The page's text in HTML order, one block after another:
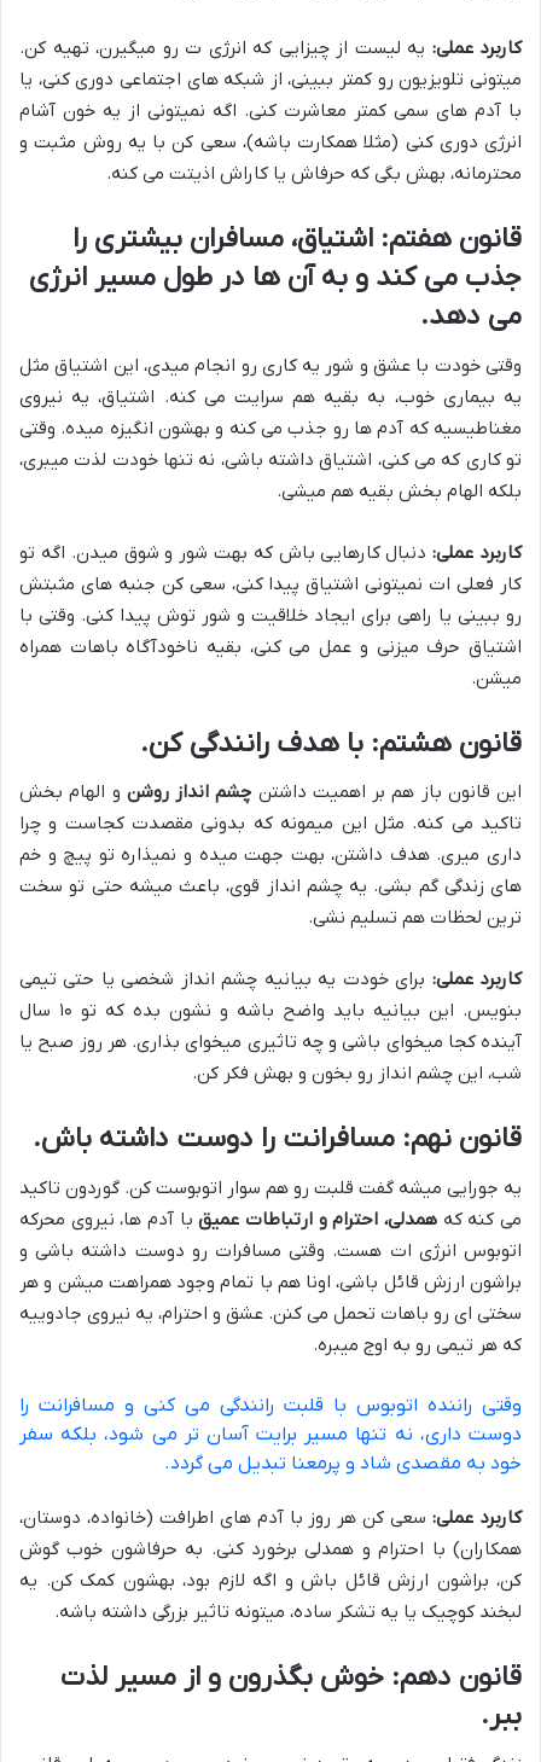
کاربرد عملی: یه لیست از چیزایی که انرژی ت رو میگیرن، تهیه کن.
میتونی تلویزیون رو کمتر ببینی، از شبکه های اجتماعی دوری کنی، یا
با آدم های سمی کمتر معاشرت کنی. اگه نمیتونی از یه خون آشام
انرژی دوری کنی (مثلا همکارت باشه)، سعی کن با یه روش مثبت و
محترمانه، بهش بگی که حرفاش یا کاراش اذیتت می کنه.
قانون هفتم: اشتیاق، مسافران بیشتری را
جذب می کند و به آن ها در طول مسیر انرژی
می دهد.
وقتی خودت با عشق و شور یه کاری رو انجام میدی، این اشتیاق مثل
یه بیماری خوب، به بقیه هم سرایت می کنه. اشتیاق، یه نیروی
مغناطیسیه که آدم ها رو جذب می کنه و بهشون انگیزه میده. وقتی
تو کاری که می کنی، اشتیاق داشته باشی، نه تنها خودت لذت میبری،
بلکه الهام بخش بقیه هم میشی.
کاربرد عملی:دنبال کارهایی باش که بهت شور و شوق میدن. اگه تو
کار فعلی ات نمیتونی اشتیاق پیدا کنی، سعی کن جنبه های مثبتش
رو ببینی یا راهی برای ایجاد خلاقیت و شور توش پیدا کنی. وقتی با
اشتیاق حرف میزنی و عمل می کنی، بقیه ناخودآگاه باهات همراه
میشن.
قانون هشتم: با هدف رانندگی کن.
این قانون باز هم بر اهمیت داشتن چشم انداز روشن و الهام بخش
تاکید می کنه. مثل این میمونه که بدونی مقصدت کجاست و چرا
داری میری. هدف داشتن، بهت جهت میده و نمیذاره تو پیچ و خم
های زندگی گم بشی. یه چشم انداز قوی، باعث میشه حتی تو سخت
ترین لحظات هم تسلیم نشی.
کاربرد عملی: برای خودت یه بیانیه چشم انداز شخصی یا حتی تیمی
بنویس. این بیانیه باید واضح باشه و نشون بده که تو ۱۰ سال
آینده کجا میخوای باشی و چه تاثیری میخوای بذاری. هر روز صبح یا
شب، این چشم انداز رو بخون و بهش فکر کن.
قانون نهم: مسافرانت را دوست داشته باش.
یه جورایی میشه گفت قلبت رو هم سوار اتوبوست کن. گوردون تاکید
می کنه که همدلی، احترام و ارتباطات عمیقبا آدم ها، نیروی محرکه
اتوبوس انرژی ات هست. وقتی مسافرات رو دوست داشته باشی و
براشون ارزش قائل باشی، اونا هم با تمام وجود همراهت میشن و هر
سختی ای رو باهات تحمل می کنن. عشق و احترام، یه نیروی جادوییه
که هر تیمی رو به اوج میبره.
وقتی راننده اتوبوس با قلبت رانندگی می کنی و مسافرانت را
دوست داری، نه تنها مسیر برایت آسان تر می شود، بلکه سفر
خود به مقصدی شاد و پرمعنا تبدیل می گردد.
کاربرد عملی:سعی کن هر روز با آدم های اطرافت (خانواده، دوستان،
همکاران) با احترام و همدلی برخورد کنی. به حرفاشون خوب گوش
کن، براشون ارزش قائل باش و اگه لازم بود، بهشون کمک کن. یه
لبخند کوچیک یا یه تشکر ساده، میتونه تاثیر بزرگی داشته باشه.
قانون دهم: خوش بگذرون و از مسیر لذت
ببر.